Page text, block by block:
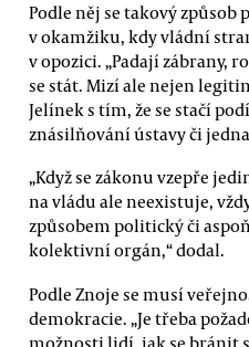
Podle něj se takový
v okamžiku, kdy vládní
v opozici. „Padají zábrany,
se stát. Mizí ale nejen
Jelínek s tím, že se stačí
znásilňování ústavy či
„Když se zákonu vzepře
na vládu ale neexistuje,
způsobem politický či
kolektivní orgán,“ dodal.
Podle Znoje se musí
demokracie. „Je třeba
možnosti lidí, jak se bránit